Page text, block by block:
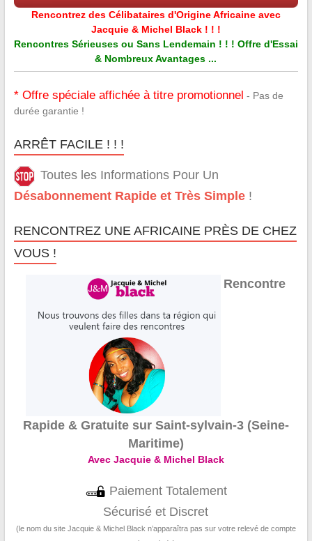
Rencontrez des Célibataires d'Origine Africaine avec
Jacquie & Michel Black ! ! !
Rencontres Sérieuses ou Sans Lendemain ! ! ! Offre d'Essai
& Nombreux Avantages ...
* Offre spéciale affichée à titre promotionnel - Pas de
durée garantie !
ARRÊT FACILE ! ! !
Toutes les Informations Pour Un
Désabonnement Rapide et Très Simple!
RENCONTREZ UNE AFRICAINE PRÈS DE CHEZ
VOUS !
Rencontre
Rapide & Gratuite sur Saint-sylvain-3 (Seine-
Maritime)
Avec Jacquie & Michel Black
Paiement Totalement
Sécurisé et Discret
(le nom du site Jacquie & Michel Black n’apparaîtra pas sur votre relevé de compte